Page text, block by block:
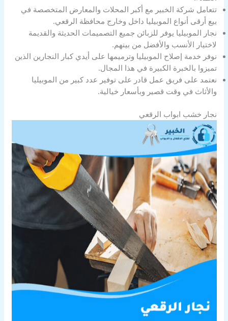
تتعامل شركة الخبير مع أكبر المحلات والمعارض المتخصصة في
بيع أرقى أنواع الموبيليا داخل وخارج محافظة الرقعي.
نجار الموبيليا يوفر للزبائن جميع التصميمات الحديثة والقديمة
لاختيار الأنسب والأفضل من بينهم.
نوفر خدمة إصلاح الموبيليا وترميمها على أيدي كبار النجارين الذين
تميزوا بالخبرة الكبيرة في هذا المجال.
نعتمد على فريق عمل قادر على توفير عدد كبير من الموبيليا
والأثاث في وقت قصير وبأسعار خيالية.
نجار خشب ابواب الرقعي